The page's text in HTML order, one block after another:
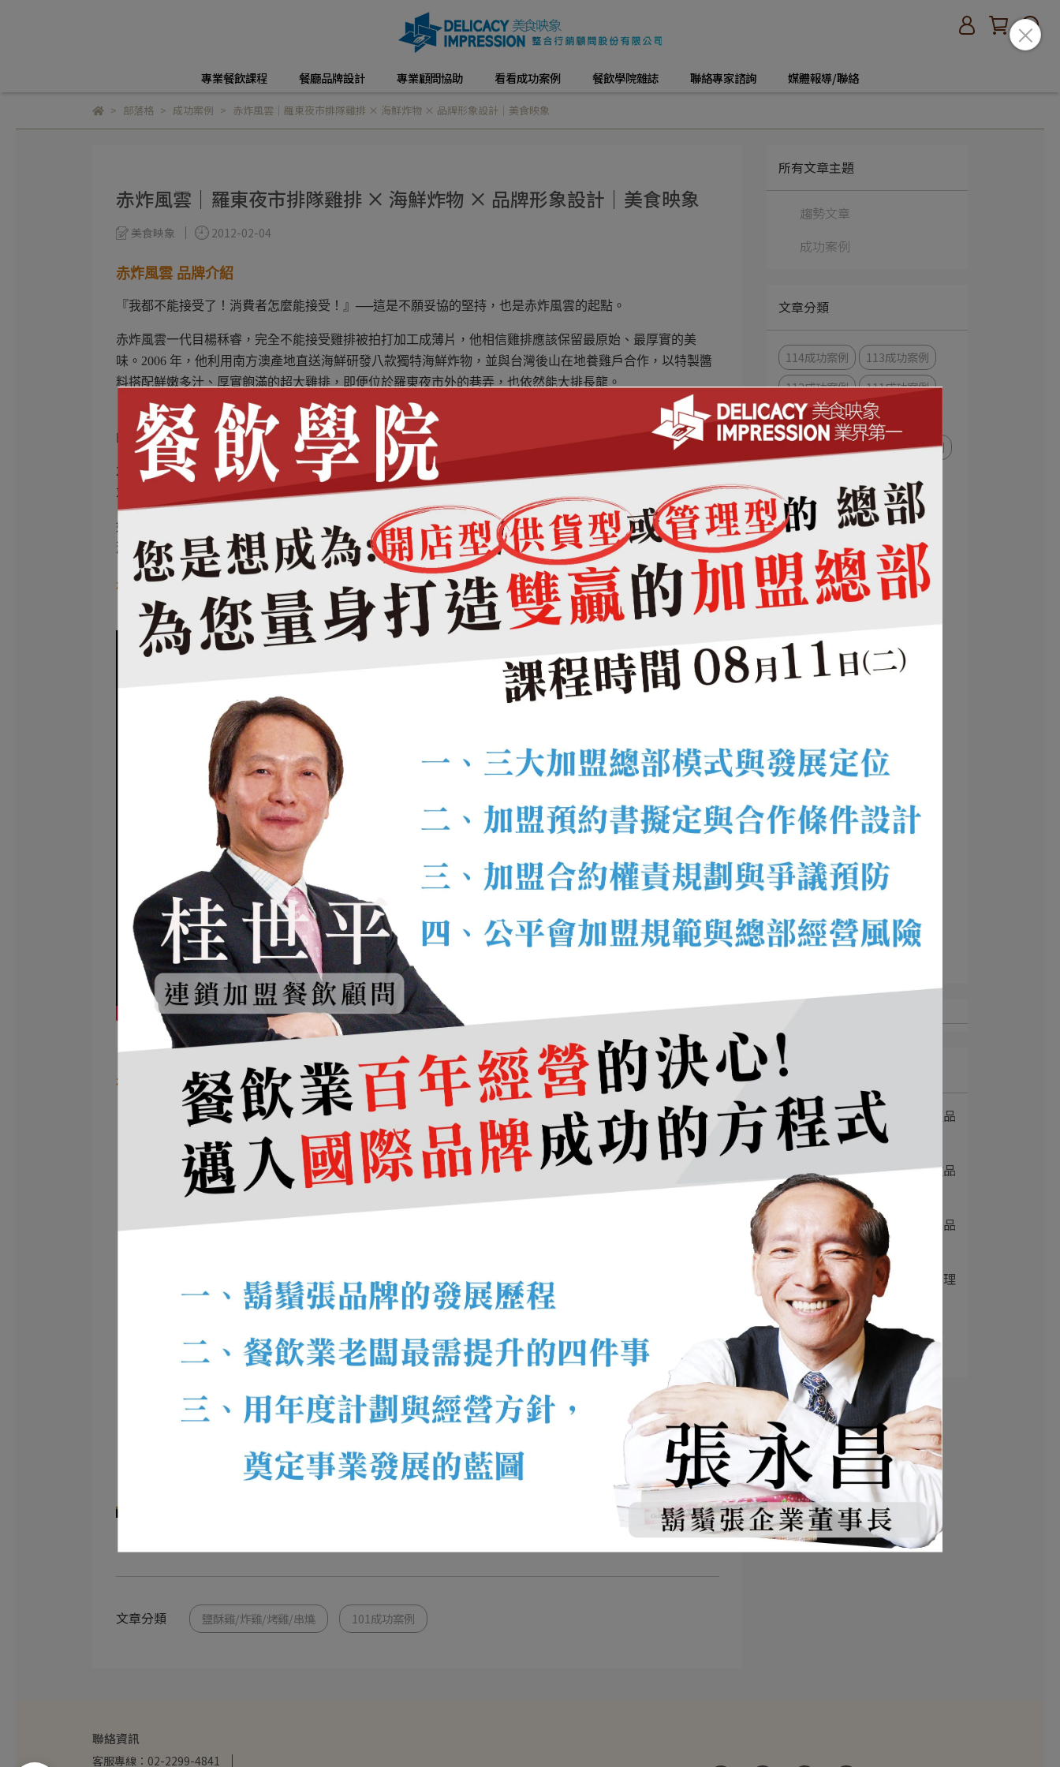
專業餐飲課程 餐廳品牌設計 專業顧問協助 看看成功案例 餐飲學院雜誌 聯絡專家諮詢 媒體報導/聯絡
部落格 成功案例 赤炸風雲｜羅東夜市排隊雞排 × 海鮮炸物 × 品牌形象設計｜美食映象
赤炸風雲｜羅東夜市排隊雞排 × 海鮮炸物 × 品牌形象設計｜美食映象
美食映象 2012-02-04
赤炸風雲 品牌介紹
『我都不能接受了！消費者怎麼能接受！』──這是不願妥協的堅持，也是赤炸風雲的起點。
赤炸風雲一代目楊秝睿，完全不能接受雞排被拍打加工成薄片，他相信雞排應該保留最原始、最厚實的美
味。2006 年，他利用南方澳產地直送海鮮研發八款獨特海鮮炸物，並與台灣後山在地養雞戶合作，以特製醬
料搭配鮮嫩多汁、厚實飽滿的超大雞排，即便位於羅東夜市外的巷弄，也依然能大排長龍。
「雞排好吃」不是勝出的理由，「雞排超大」也不是記憶點；赤炸風雲的靈魂，是那種吃到需要邊吃邊換氣
的厚實感。首創 12 盎司雞排後，團隊持續研發突破，陸續推出二十餘項創新炸物產品。
2008 年正式更名為【赤炸風雲】進駐羅東夜市後，以獨特風味迅速竄紅成為排隊名店；2011 年更因市場需
求，全台展店超過 30 家。
如今，二代目由曾任跨國精品行銷總監的黃泰勳接手，結合行銷專業與一代目的堅持，讓赤炸風雲不只在台
灣站穩，更往國際邁進。
赤炸風雲 品牌影片介紹
赤炸風雲 實景圖集
文章分類 鹽酥雞/炸雞/烤雞/串燒 101成功案例
所有文章主題
趨勢文章
成功案例
文章分類
114成功案例
113成功案例
112成功案例
111成功案例
餐飲趨勢與新知
咖啡/早午餐/下午茶
經典案例
107成功案例
109成功案例
110成功案例
鹽酥雞/炸雞/烤雞/串燒
106成功案例
烘焙/麵包
蔬果/蔬食/素食/健康餐
火鍋/個人鍋
103成功案例
中式餐飲/麵食/便當/小吃
鐵板燒/牛排
火鍋類
102成功案例
99成功案例
100成功案例
101成功案例
105成功案例
親子餐廳
義法料理
最新文章
1 放下麵子｜台南麻辣拌麵品
牌 × 餐飲空間⋯
元氣十盅｜一年四季好燉品
× 雞湯品牌空⋯
3 朱輝哥｜中和平價小火鍋品
牌重塑 × 品牌⋯
4
阮小越越南料理｜越南料理
品牌升級 × 空⋯
5 初越｜越南河粉品牌設計
× 越式料理加盟⋯
聯絡資訊
客服專線：02-2299-4841